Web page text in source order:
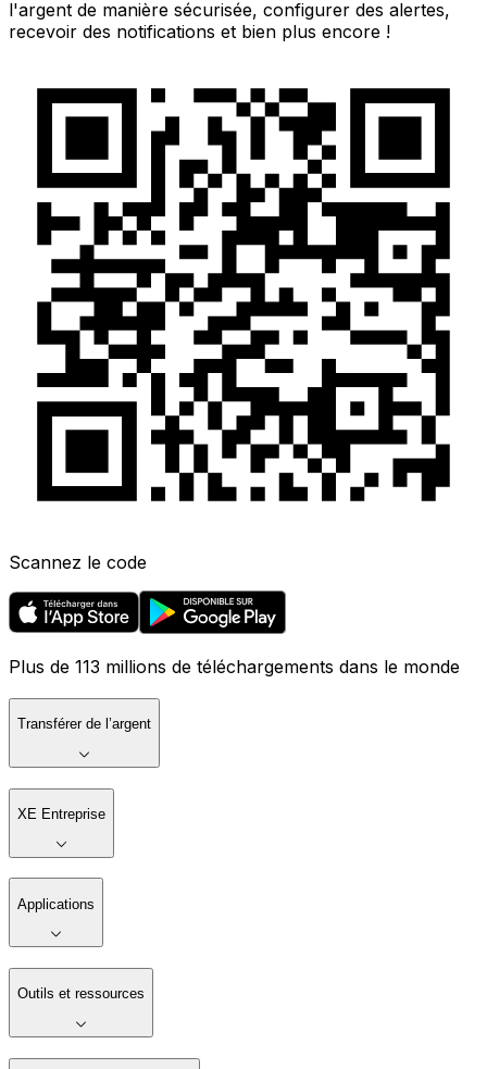
l'argent de manière sécurisée, configurer des alertes,
recevoir des notifications et bien plus encore !
Scannez le code
Plus de 113 millions de téléchargements dans le monde
Transférer de l’argent
XE Entreprise
Applications
Outils et ressources